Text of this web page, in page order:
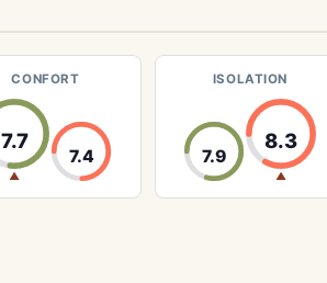
CONFORT
7.7
▲
7.4
ISOLATION
7.9
8.3
▲